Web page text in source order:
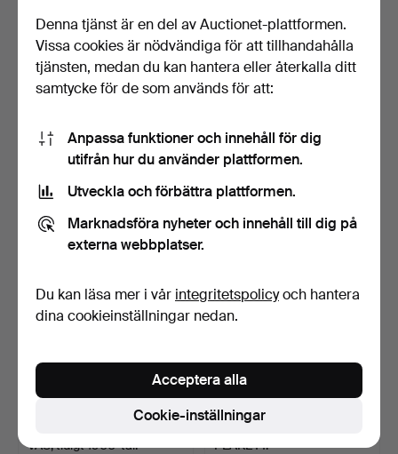
VAS, "Ikora" , WMF, Art
Deco, brons.
Klubbades 30 mar 2026
23 bud
184 USD
FOLKE ARSTRÖM.
Besticksuppsättning,
Gense,…
10 bud
231 USD
VAS, tidigt 1900-tal. PLAKETT.
Denna tjänst är en del av Auctionet-plattformen.
Vissa cookies är nödvändiga för att tillhandahålla
tjänsten, medan du kan hantera eller återkalla ditt
samtycke för de som används för att:
Anpassa funktioner och innehåll för dig
utifrån hur du använder plattformen.
Utveckla och förbättra plattformen.
Marknadsföra nyheter och innehåll till dig på
externa webbplatser.
Du kan läsa mer i vår integritetspolicyoch hantera
dina cookieinställningar nedan.
Cookie-inställningar
Acceptera alla